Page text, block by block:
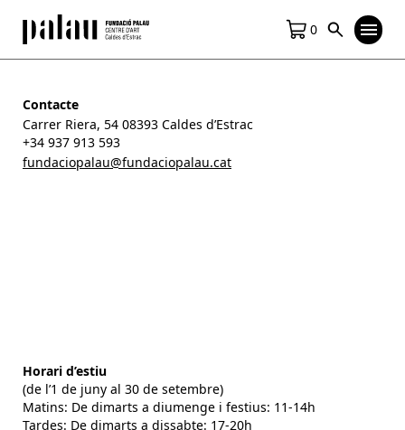
0
Contacte
Carrer Riera, 54 08393 Caldes d’Estrac
+34 937 913 593
fundaciopalau@fundaciopalau.cat
Horari d’estiu
(de l’1 de juny al 30 de setembre)
Matins: De dimarts a diumenge i festius: 11-14h
Tardes: De dimarts a dissabte: 17-20h